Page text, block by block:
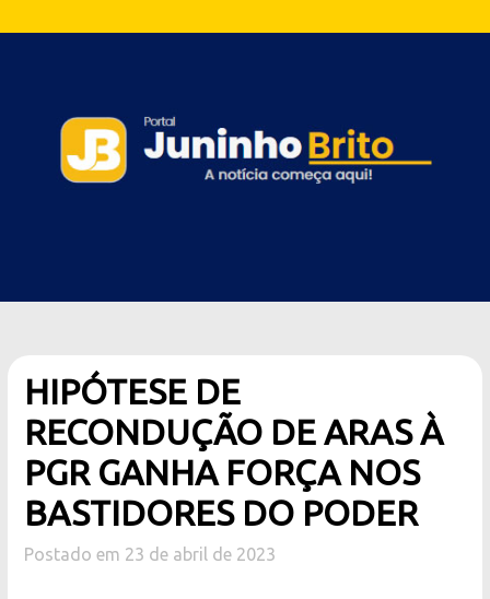
HIPÓTESE DE
RECONDUÇÃO DE ARAS À
PGR GANHA FORÇA NOS
BASTIDORES DO PODER
Postado em 23 de abril de 2023